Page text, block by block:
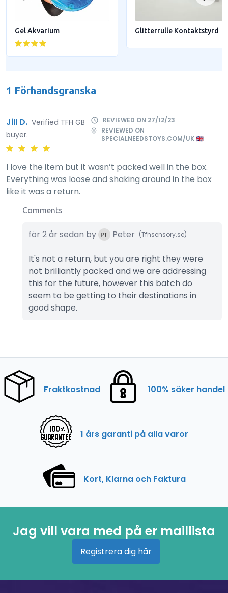
Gel Akvarium Glitterrulle Kontaktstyrd
1 Förhandsgranska
Jill D. Verified TFH GB
buyer.
REVIEWED ON 27/12/23
REVIEWED ON
SPECIALNEEDSTOYS.COM/UK 🇬🇧
I love the item but it wasn’t packed well in the box.
Everything was loose and shaking around in the box
like it was a return.
Comments
för 2 år sedan by Peter (Tfhsensory.se)
It's not a return, but you are right they were
not brilliantly packed and we are addressing
this for the future, however this batch do
seem to be getting to their destinations in
good shape.
Fraktkostnad 100% säker handel
1 års garanti på alla varor
Kort, Klarna och Faktura
Jag vill vara med på er maillista
Registrera dig här